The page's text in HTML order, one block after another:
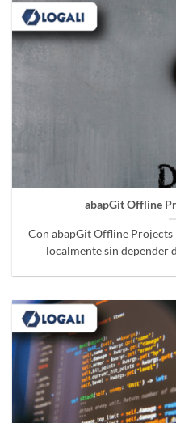
abapGit Offline
Con abapGit Offline
localmente sin depender